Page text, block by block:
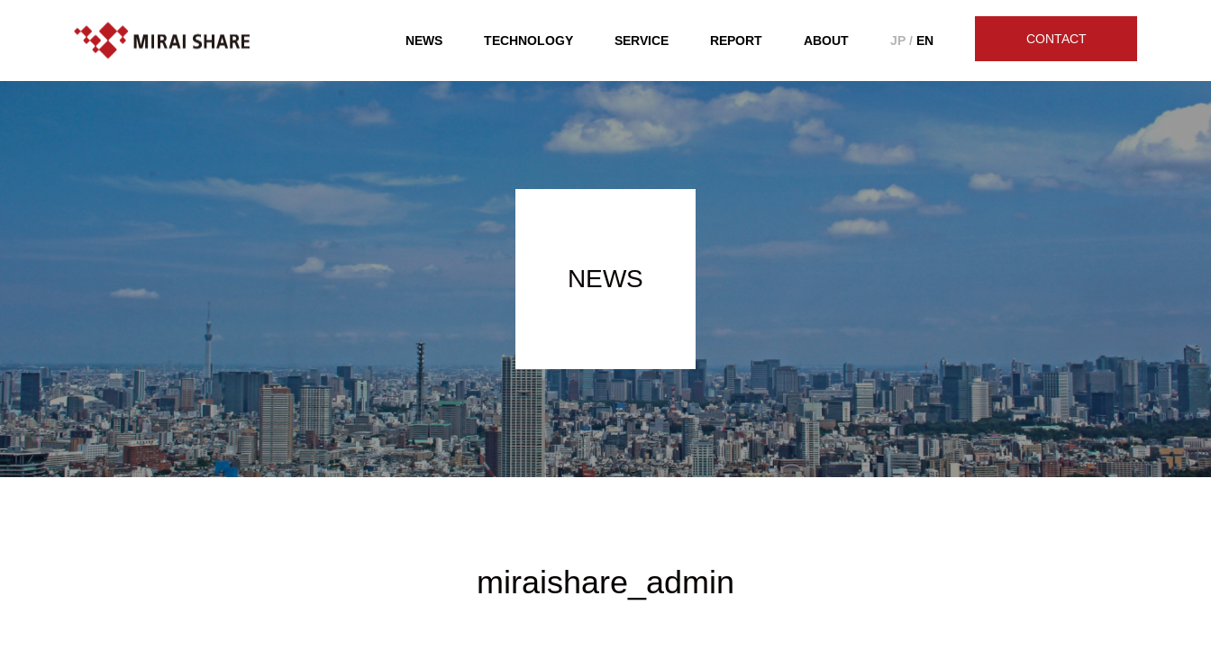
CONTACT
NEWS TECHNOLOGY SERVICE REPORT ABOUT JP / EN
NEWS
miraishare_admin